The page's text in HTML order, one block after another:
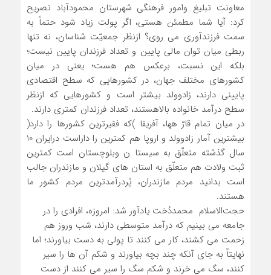
معاونت تبلیغ وامور فرهنگی شهرستان محمودآباد تصریح
کرد: آیا شما مطمئن هستی، اگر پولت زیاد شود حتماً به
سمت فرزندآوری می روی؟ ازنظر جمعیّت شناسان، نه تنها
ربطی میان توان مالی پایین و تعداد فرزندان پایین نیست؛
بلکه این نسبت، برعکس هم هست؛ یعنی در میان
کشورهای مختلف جهان، در کشورهایی که سطح اقتصادی
پایینی دارند، زادوولد بیشتر است و کشورهایی که ازنظر
سطح درآمد خانواده بالاهستند، تعداد فرزندان کمتری دارند.
در میان تمام قارّ هها، آفریقا )که فقیرترین کشورها را دارد(
بیشترین آمار زادوولد و اروپا هم کمترین را داراست درایران 10
سال گذشته متعلّق به سیستا ن وبلوچستان است کمترین
ثبت ولادت هم متعلّق به استان های گیلان و مازندران جالب
است بدانید مردم مازندران، پُردرآمدترین مردم کشور ما
هستند.
حجت‌الاسلام محمددُخت یادآور شد: امروزه، افرادی را در
جامعه می بینیم که درآمد متوسطی دارند، شب وروز هم
زحمت می کشند، کار می کنند تا پولی به دست بیاورند؛ اما
نهایتاً به جای آنکه چند بچه بیاورند و شکم آن ها را سیر
کنند، سگ می خرند و شکم سگ را سیر می کنند از دست